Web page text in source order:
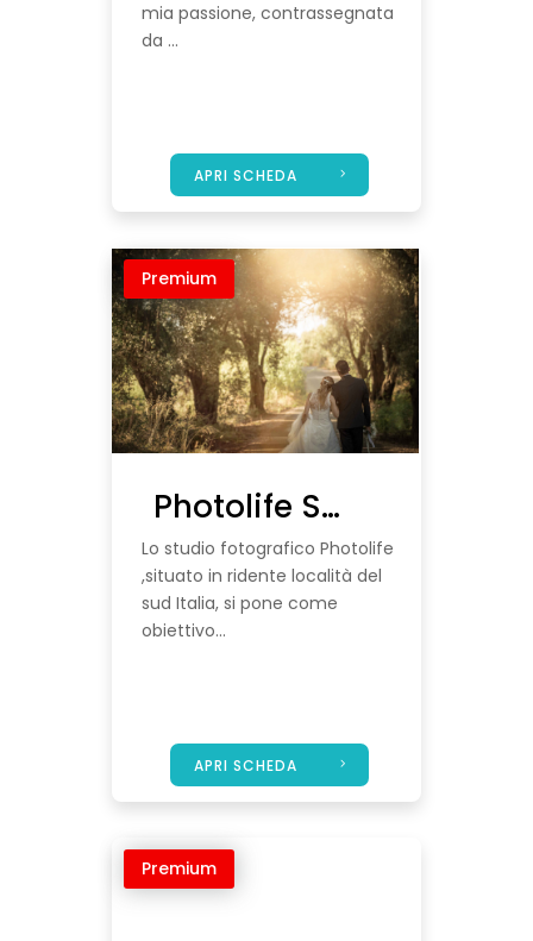
mia passione, contrassegnata
da ...
APRI SCHEDA
Photolife Studio
Premium
Lo studio fotografico Photolife
,situato in ridente località del
sud Italia, si pone come
obiettivo...
APRI SCHEDA
Premium